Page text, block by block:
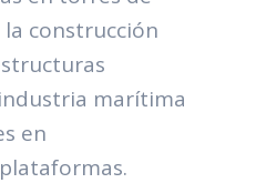
construcción
marítima
en